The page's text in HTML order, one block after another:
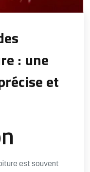
: une
et
est souvent